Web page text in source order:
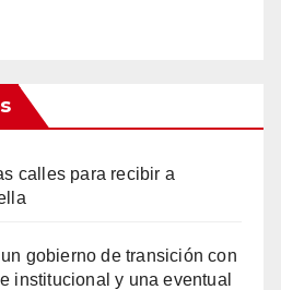
calles para recibir a
gobierno de transición con
institucional y una eventual